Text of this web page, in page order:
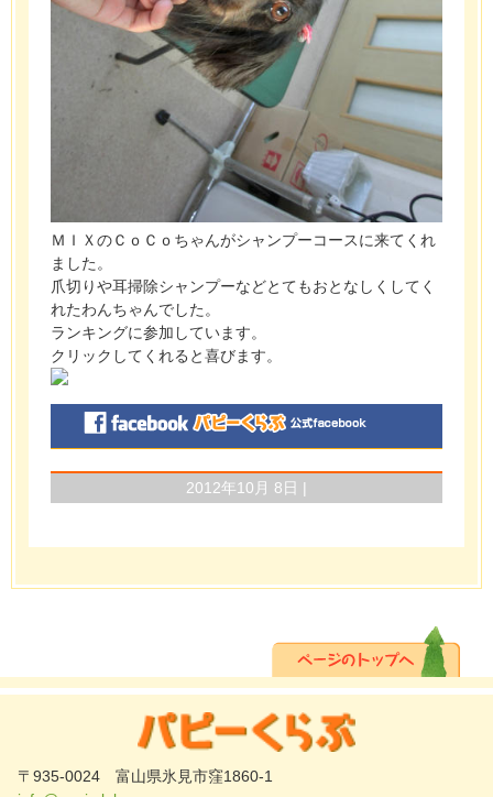
ＭＩＸのＣｏＣｏちゃんがシャンプーコースに来てくれ
ました。
爪切りや耳掃除シャンプーなどとてもおとなしくしてく
れたわんちゃんでした。
ランキングに参加しています。
クリックしてくれると喜びます。
2012年10月 8日 |
〒935-0024 富山県氷見市窪1860-1